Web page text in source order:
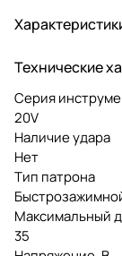
Технические
Серия
20V
Наличие удара
Нет
Тип патрона
Максимальный
35